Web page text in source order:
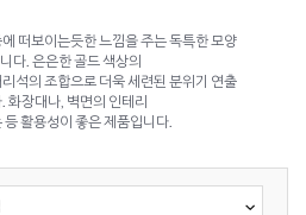
떠보이는듯한 느낌을 주는 독특한 모양
다. 은은한 골드 색상의
석의 조합으로 더욱 세련된 분위기 연출
화장대나, 벽면의 인테리
등 활용성이 좋은 제품입니다.